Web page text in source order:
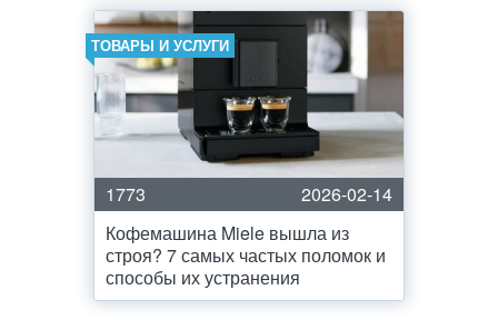
ТОВАРЫ И УСЛУГИ
1773
2026-02-14
Кофемашина Miele вышла из
строя? 7 самых частых поломок и
способы их устранения